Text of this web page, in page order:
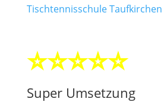
Tischtennisschule Taufkirchen
⭐⭐⭐⭐⭐
Super Umsetzung